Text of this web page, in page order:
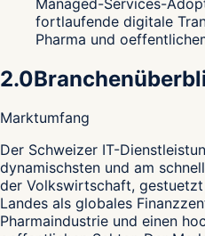
fortlaufende digitale
Pharma und
2.0
Marktumfang
Der Schweizer IT-
dynamischsten und am
der Volkswirtschaft,
Landes als globales
Pharmaindustrie und einen